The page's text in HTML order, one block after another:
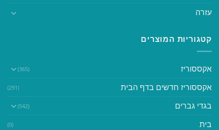
עזרה
קטגוריות המוצרים
אקססוריז (365)
אקססוריז חדשים בדף הבית (291)
בגדי גברים (542)
בית (0)